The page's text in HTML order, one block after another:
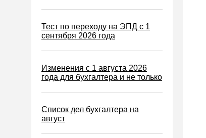
Торговый сбор
Туристический налог
Водный налог
Экологический налог
Налог на игорный бизнес
Акцизы
Тест по переходу на ЭПД с 1
сентября 2026 года
Изменения с 1 августа 2026
года для бухгалтера и не только
Список дел бухгалтера на
август